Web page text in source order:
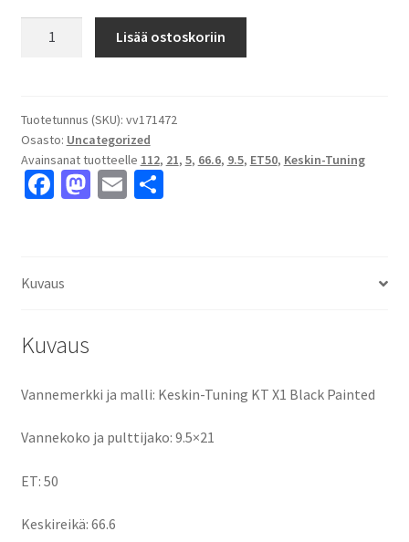
Black
Painted
9.5x21"
5x112
Lisää ostoskoriin
Tuotetunnus (SKU): vv171472
Osasto: Uncategorized
Avainsanat tuotteelle 112, 21, 5, 66.6, 9.5, ET50, Keskin-Tuning
Fa
o
M E S
Kuvaus
Kuvaus
Vannemerkki ja malli: Keskin-Tuning KT X1 Black Painted
Vannekoko ja pulttijako: 9.5×21
ET: 50
Keskireikä: 66.6